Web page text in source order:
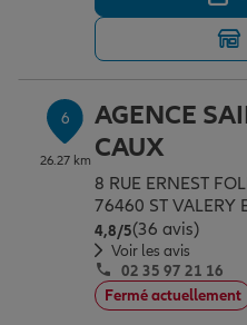
6
26.27 km
AGENCE
CAUX
8 RUE ERNEST
76460 ST VALERY
4,8/5Note de 4.8 sur 5
(36 avis)
Voir les avis
02 35 97 21 16
Fermé actuellement